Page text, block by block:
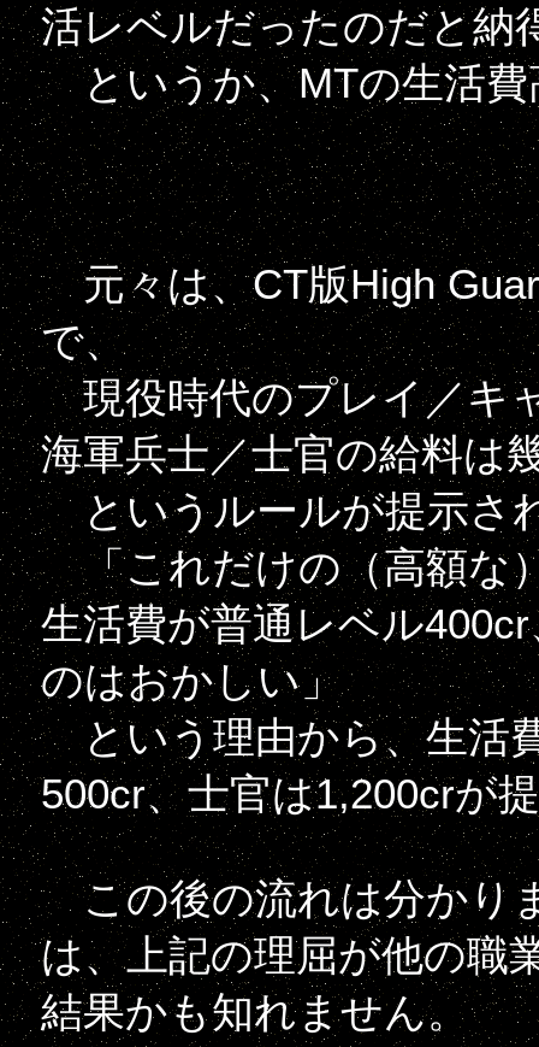
活レベルだったのだと納
というか、MTの生活費
元々は、CT版High
で、
現役時代のプレイ／キ
海軍兵士／士官の給料は
というルールが提示さ
「これだけの（高額な
生活費が普通レベル
のはおかしい」
という理由から、生活
500cr、士官は1,200crが
この後の流れは分かり
は、上記の理屈が他の職
結果かも知れません。